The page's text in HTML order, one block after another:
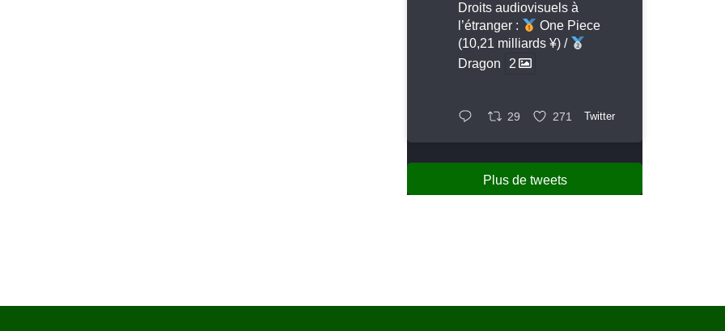
Droits audiovisuels à
l’étranger :
One Piece
(10,21 milliards ¥) /
Dragon
2
29 271 Twitter
Plus de tweets